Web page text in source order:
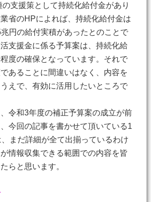
支援策として持続化給付金があり
省のHPによれば、持続化給付金は
円の給付実積があったとのことで
支援金に係る予算案は、持続化給
度の確保となっています。それで
あることに間違いはなく、内容を
えで、有効に活用したいところで
令和3年度の補正予算案の成立が前
今回の記事を書かせて頂いている1
まだ詳細が全て出揃っているわけ
情報収集できる範囲での内容を皆
らと思います。